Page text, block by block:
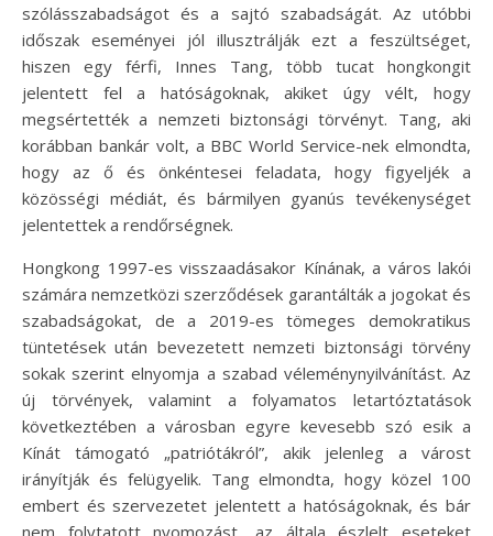
szólásszabadságot és a sajtó szabadságát. Az utóbbi
időszak eseményei jól illusztrálják ezt a feszültséget,
hiszen egy férfi, Innes Tang, több tucat hongkongit
jelentett fel a hatóságoknak, akiket úgy vélt, hogy
megsértették a nemzeti biztonsági törvényt. Tang, aki
korábban bankár volt, a BBC World Service-nek elmondta,
hogy az ő és önkéntesei feladata, hogy figyeljék a
közösségi médiát, és bármilyen gyanús tevékenységet
jelentettek a rendőrségnek.
Hongkong 1997-es visszaadásakor Kínának, a város lakói
számára nemzetközi szerződések garantálták a jogokat és
szabadságokat, de a 2019-es tömeges demokratikus
tüntetések után bevezetett nemzeti biztonsági törvény
sokak szerint elnyomja a szabad véleménynyilvánítást. Az
új törvények, valamint a folyamatos letartóztatások
következtében a városban egyre kevesebb szó esik a
Kínát támogató „patriótákról”, akik jelenleg a várost
irányítják és felügyelik. Tang elmondta, hogy közel 100
embert és szervezetet jelentett a hatóságoknak, és bár
nem folytatott nyomozást, az általa észlelt eseteket